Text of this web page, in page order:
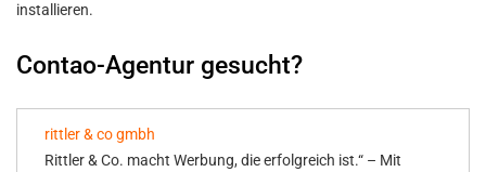
installieren.
Contao-Agentur gesucht?
rittler & co gmbh
Rittler & Co. macht Werbung, die erfolgreich ist.“ – Mit